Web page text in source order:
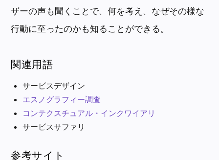
ザーの声も聞くことで、何を考え、なぜその様な
行動に至ったのかも知ることができる。
関連用語
サービスデザイン
エスノグラフィー調査
コンテクスチュアル・インクワイアリ
サービスサファリ
参考サイト